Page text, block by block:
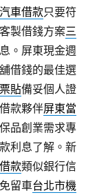
車借款只要符
製借錢方案三
。屏東現金週
借錢的最佳選
貼備妥個人證
款夥伴屏東當
品創業需求專
利息了解。新
款類似銀行信
留車台北市機